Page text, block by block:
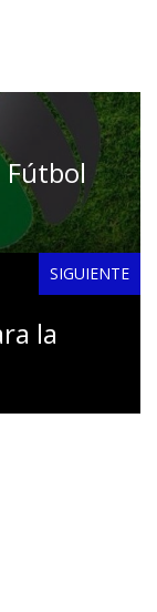
Fútbol
SIGUIENTE
la